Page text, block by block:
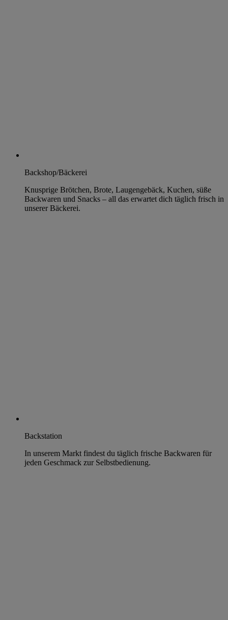
Backshop/Bäckerei
Knusprige Brötchen, Brote, Laugengebäck, Kuchen, süße
Backwaren und Snacks – all das erwartet dich täglich frisch in
unserer Bäckerei.
Backstation
In unserem Markt findest du täglich frische Backwaren für
jeden Geschmack zur Selbstbedienung.